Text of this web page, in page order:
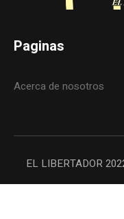
Paginas
Acerca de nosotros
EL LIBERTADOR